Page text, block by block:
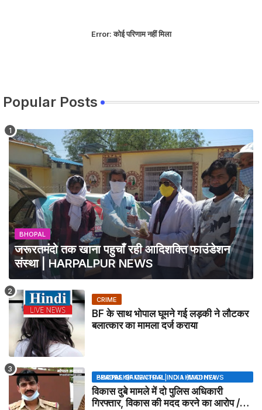
Error:कोई परिणाम नहीं मिला
Popular Posts
BHOPAL
जरूरतमंदो तक खाना पहुचाँ रही आदिशक्ति फाउंडेशन
संस्था | HARPALPUR NEWS
CRIME
BF के साथ भोपाल घूमने गई लड़की ने लौटकर
बलात्कार का मामला दर्ज कराया
BHOPAL SAMACHAR | NO 1 HINDI NEWS PORTAL OF CENTRAL INDIA (MADHYA PRADESH)
विकास दुबे मामले में दो पुलिस अधिकारी
गिरफ्तार, विकास की मदद करने का आरोप /